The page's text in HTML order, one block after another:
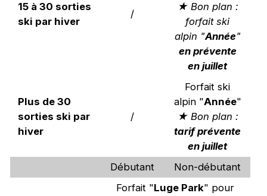
15 à 30 sorties
ski par hiver
/
★ Bon plan :
forfait ski
alpin "Année"
en prévente
en juillet
Plus de 30
sorties ski par
hiver
/
Forfait ski
alpin "Année"
★ Bon plan :
tarif prévente
en juillet
Débutant
Non-débutant
Forfait "Luge Park" pour